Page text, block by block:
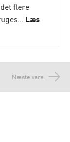
flere
Læs
Næste vare